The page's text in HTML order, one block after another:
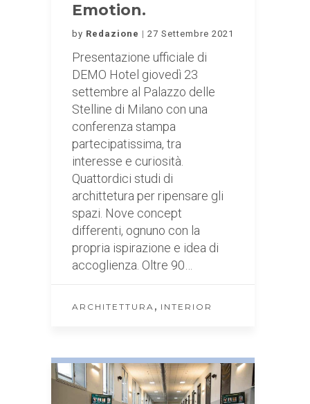
Emotion.
by Redazione 27 Settembre 2021
Presentazione ufficiale di
DEMO Hotel giovedì 23
settembre al Palazzo delle
Stelline di Milano con una
conferenza stampa
partecipatissima, tra
interesse e curiosità.
Quattordici studi di
archittetura per ripensare gli
spazi. Nove concept
differenti, ognuno con la
propria ispirazione e idea di
accoglienza. Oltre 90…
ARCHITETTURA , INTERIOR